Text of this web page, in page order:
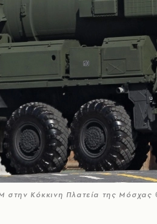
Κόκκινη Πλατεία της Μόσχας